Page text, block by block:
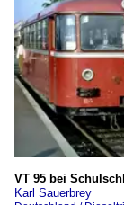
Wagen
Luxemburg
VT 95 bei
Karl Sauerbrey